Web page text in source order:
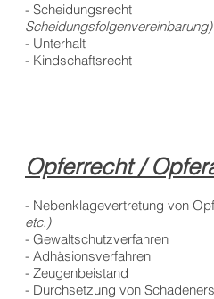
- Scheidungsrecht
Scheidungsfolgenvereinbarung)
- Unterhalt
- Kindschaftsrecht
Opferrecht /
- Nebenklagevertretung von
etc.)
-
- Adhäsionsverfahren
- Zeugenbeistand
- Durchsetzung von